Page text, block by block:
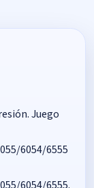
Juego
6054/6555